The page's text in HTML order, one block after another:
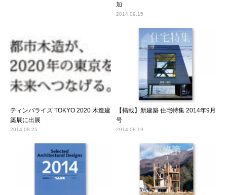
加
2014.09.15
ティンバライズ TOKYO 2020 木造建
築展に出展
2014.08.25
【掲載】新建築 住宅特集 2014年9月
号
2014.08.19